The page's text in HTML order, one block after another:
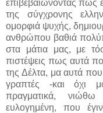
επιβεβαιώνοντας πως
της σύγχρονης
ομορφιά ψυχής,
ανθρώπου βαθιά
στα μάτια μας, με
πιστέψεις πως αυτά
της Δέλτα, μα αυτά
γραπτές -και όχι
πραγματικά,
ευλογημένη, που